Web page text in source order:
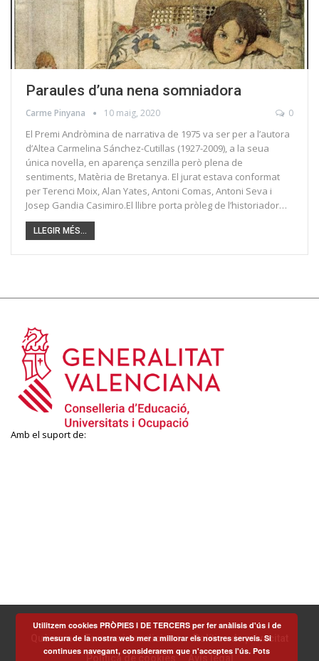
Paraules d’una nena somniadora
Carme Pinyana 10 maig, 2020 0
El Premi Andròmina de narrativa de 1975 va ser per a l’autora
d’Altea Carmelina Sánchez-Cutillas (1927-2009), a la seua
única novel·la, en aparença senzilla però plena de
sentiments, Matèria de Bretanya. El jurat estava conformat
per Terenci Moix, Alan Yates, Antoni Comas, Antoni Seva i
Josep Gandia Casimiro.El llibre porta pròleg de l’historiador…
LLEGIR MÉS...
Amb el suport de:
Què som Termes i condicions
Política de privacitat
Política de cookies
Avís legal
Utilitzem cookies PRÒPIES I DE TERCERS per fer anàlisis d'ús i de
mesura de la nostra web mer a millorar els nostres serveis. Si
continues navegant, considerarem que n'acceptes l'ús. Pots